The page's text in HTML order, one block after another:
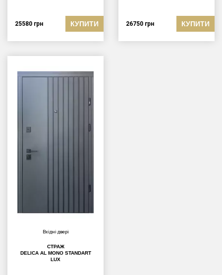
25580 грн КУПИТИ 26750 грн КУПИТИ
Вхідні двері
СТРАЖ
DELICA AL MONO STANDART
LUX